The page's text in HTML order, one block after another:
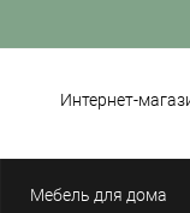
Интернет-
Мебель для дома